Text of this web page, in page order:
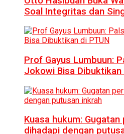
Soal Integritas dan
Prof Gayus Lumbuun:
Jokowi Bisa Dibuktikan
Kuasa hukum:
dihadapi dengan